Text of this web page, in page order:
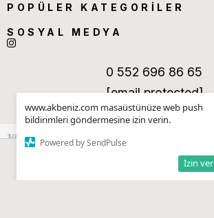
www.akbeniz.com masaüstünüze web push
bildirimleri göndermesine izin verin.
Powered by SendPulse
İzin ver
POPÜLER KATEGORİLER
SOSYAL MEDYA
0 552 696 86 65
[email protected]
Favorilerim